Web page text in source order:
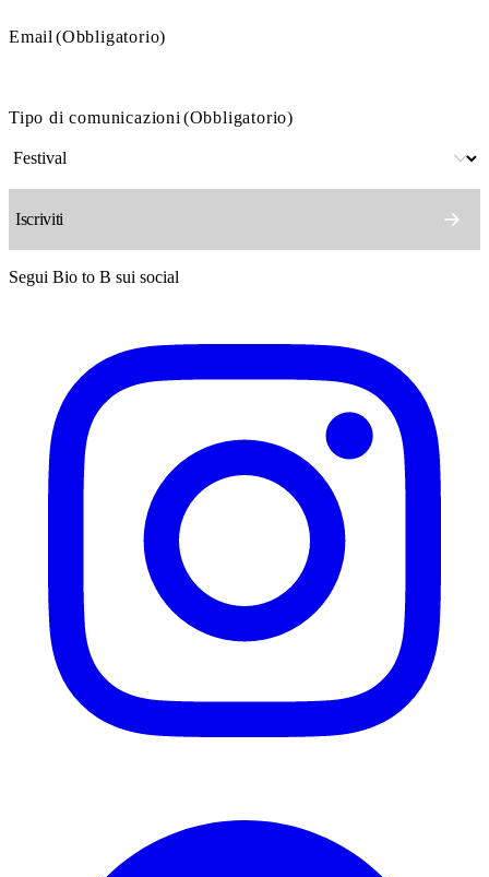
Email (Obbligatorio)
Tipo di comunicazioni (Obbligatorio)
Segui Bio to B sui social